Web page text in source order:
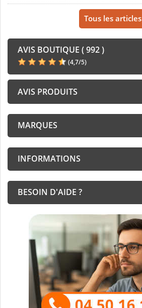
Tous les articles
AVIS BOUTIQUE ( 992 )
(4,7/5)
AVIS PRODUITS
MARQUES
INFORMATIONS
BESOIN D'AIDE ?